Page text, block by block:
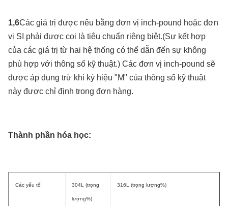
1,6Các giá trị được nêu bằng đơn vị inch-pound hoặc đơn
vị SI phải được coi là tiêu chuẩn riêng biệt.(Sự kết hợp
của các giá trị từ hai hệ thống có thể dẫn đến sự không
phù hợp với thông số kỹ thuật.) Các đơn vị inch-pound sẽ
được áp dụng trừ khi ký hiệu "M" của thông số kỹ thuật
này được chỉ định trong đơn hàng.
Thành phần hóa học:
Các yếu tố 304L (trọng
lượng%)
316L (trọng lượng%)